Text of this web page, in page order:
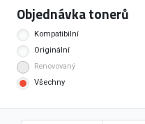
Objednávka tonerů
Kompatibilní
Originální
Renovovaný
Všechny